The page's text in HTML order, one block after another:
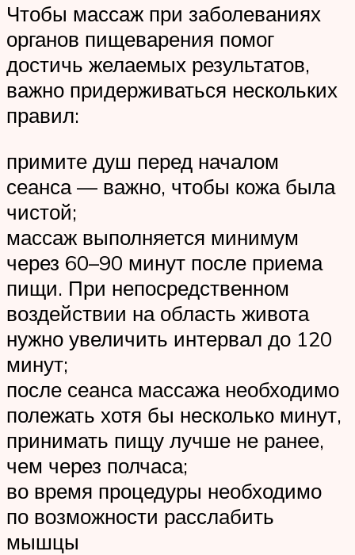
Чтобы массаж при заболеваниях
органов пищеварения помог
достичь желаемых результатов,
важно придерживаться нескольких
правил:
примите душ перед началом
сеанса — важно, чтобы кожа была
чистой;
массаж выполняется минимум
через 60–90 минут после приема
пищи. При непосредственном
воздействии на область живота
нужно увеличить интервал до 120
минут;
после сеанса массажа необходимо
полежать хотя бы несколько минут,
принимать пищу лучше не ранее,
чем через полчаса;
во время процедуры необходимо
по возможности расслабить
мышцы